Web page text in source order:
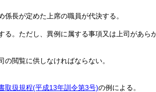
長が定めた上席の職員が代決する。
。 ただし、異例に属する事項又は上司があら
閲覧に供しなければならない。
取扱規程(平成13年訓令第3号)の例による。